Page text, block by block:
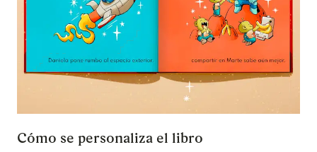
Cómo se personaliza el libro